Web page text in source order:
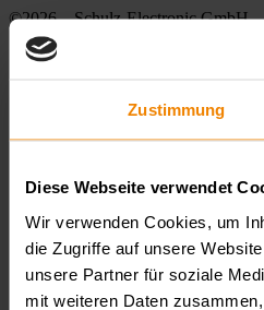
Zustimmung
Diese Webseite verwendet
Wir verwenden Cookies, um
die Zugriffe auf unsere
unsere Partner für soziale
mit weiteren Daten
©2026 – Schulz-Electronic GmbH
Ogólne warunki handlowe